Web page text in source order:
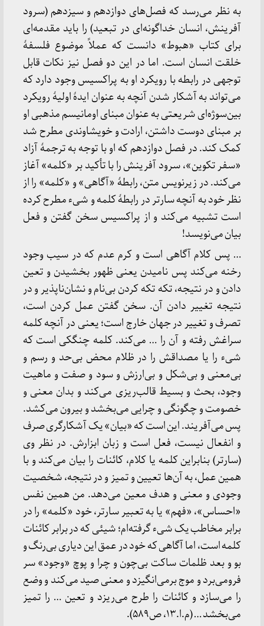
به نظر می‌رسد که فصل‌های دوازدهم و سیزدهم (سرود
آفرینش، انسان خداگونه‌ای در تبعید) را باید مقدمه‌ای
برای کتاب «هبوط» دانست که عملاً موضوع فلسفهٔ
خلقت انسان است. اما در این دو فصل نیز نکات قابل
توجهی در رابطه با رویکرد او به پراکسیس وجود دارد که
می‌تواند به آشکار شدن آنچه به عنوان ایدهٔ اولیهٔ رویکرد
بین‌سوژه‌ای شریعتی به عنوان مبنای اومانیسم مذهبی او
بر مبنای دوست داشتن، ارادت و خویشاوندی مطرح شد
کمک کند. در فصل دوازدهم که او با توجه به ترجمهٔ آزاد
«سفر تکوین»، سرود آفرینش را با تأکید بر «کلمه» آغاز
می‌کند. در زیرنویس متن، رابطهٔ «آگاهی» و «کلمه» را از
نظر خود به آنچه سارتر در رابطهٔ کلمه و شیء مطرح کرده
است تشبیه می‌کند و از پراکسیس سخن گفتن و فعل
بیان می‌نویسد!
… پس کلام آگاهی است و کرم عدم که در سیب وجود
رخنه می‌کند پس نامیدن یعنی ظهور بخشیدن و تعین
دادن و در نتیجه، تکه تکه کردن بی‌نام و نشان‌ناپذیر و در
نتیجه تغییر دادن آن. سخن گفتن عمل کردن است،
تصرف و تغییر در جهان خارج است؛ یعنی در آنچه کلمه
سراغش رفته و آن را … می‌کند. کلمه چنگکی است که
شیء را یا مصداقش را در ظلام محض بی‌حد و رسم و
بی‌معنی و بی‌شکل و بی‌ارزش و سود و صفت و ماهیت
وجود، بحث و بسیط قالب‌ریزی می‌کند و بدان معنی و
خصومت و چگونگی و چرایی می‌بخشد و بیرون می‌کشد.
پس می‌آفریند. این است که «بیان» یک آشکارگری صرف
و انفعال نیست، فعل است و زبان ابزارش. در نظر وی
(سارتر) بنابراین کلمه یا کلام، کائنات را بیان می‌کند و با
همین عمل، به آن‌ها تعیین و تمیز و در نتیجه، شخصیت
وجودی و معنی و هدف معین می‌دهد. من همین نفس
«احساس»، «فهم» یا به تعبیر سارتر، خود «کلمه» را در
برابر مخاطب یک شیء گرفته‌ام؛ شیئی که در برابر کائنات
کلمه است، اما آگاهی که خود در عمق این دیاری بی‌رنگ و
بو و بعد ظلمات ساکت بی‌چون و چرا و پوچ «وجود» سر
فرومی‌برد و موج برمی‌انگیزد و معنی صید می‌کند و وضع
را می‌سازد و کائنات را طرح می‌ریزد و تعین … را تمیز
می‌بخشد … (م.ا.۱۳، ص۵۸۹).